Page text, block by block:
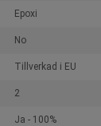
Epoxi
No
Tillverkad i EU
2
Ja - 100%